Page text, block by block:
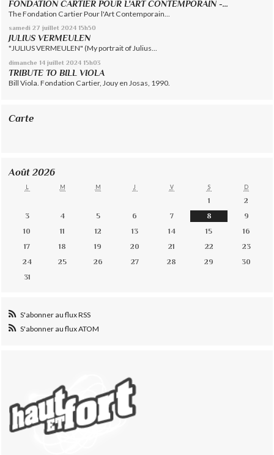
FONDATION CARTIER POUR L'ART CONTEMPORAIN -...
The Fondation Cartier Pour l'Art Contemporain...
samedi 27 juillet 2024 15h50
JULIUS VERMEULEN
"JULIUS VERMEULEN" (My portrait of Julius...
dimanche 14 juillet 2024 15h03
TRIBUTE TO BILL VIOLA
Bill Viola. Fondation Cartier, Jouy en Josas, 1990.
Carte
Août 2026
L M M J V S D
1
2
3
4 5 6 7 8
9
10
11 12 13 14 15
16
17
18 19 20 21 22
23
24
25 26 27 28 29
30
31
S'abonner au flux RSS
S'abonner au flux ATOM